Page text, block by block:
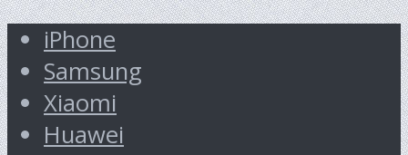
iPhone
Samsung
Xiaomi
Huawei